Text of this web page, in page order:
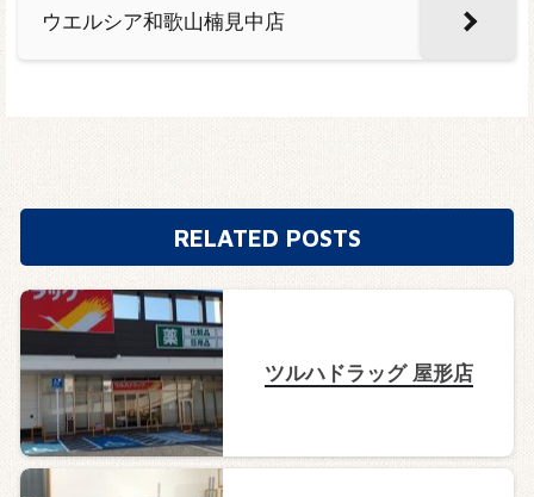
ウエルシア和歌山楠見中店
RELATED POSTS
ツルハドラッグ 屋形店